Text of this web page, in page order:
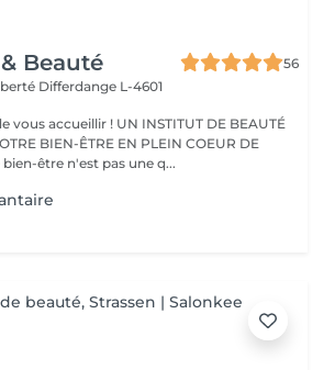
Beauté
56
Differdange L-4601
! UN INSTITUT DE BEAUTÉ
BIEN-ÊTRE EN PLEIN COEUR DE
Le bien-être n'est pas une q...